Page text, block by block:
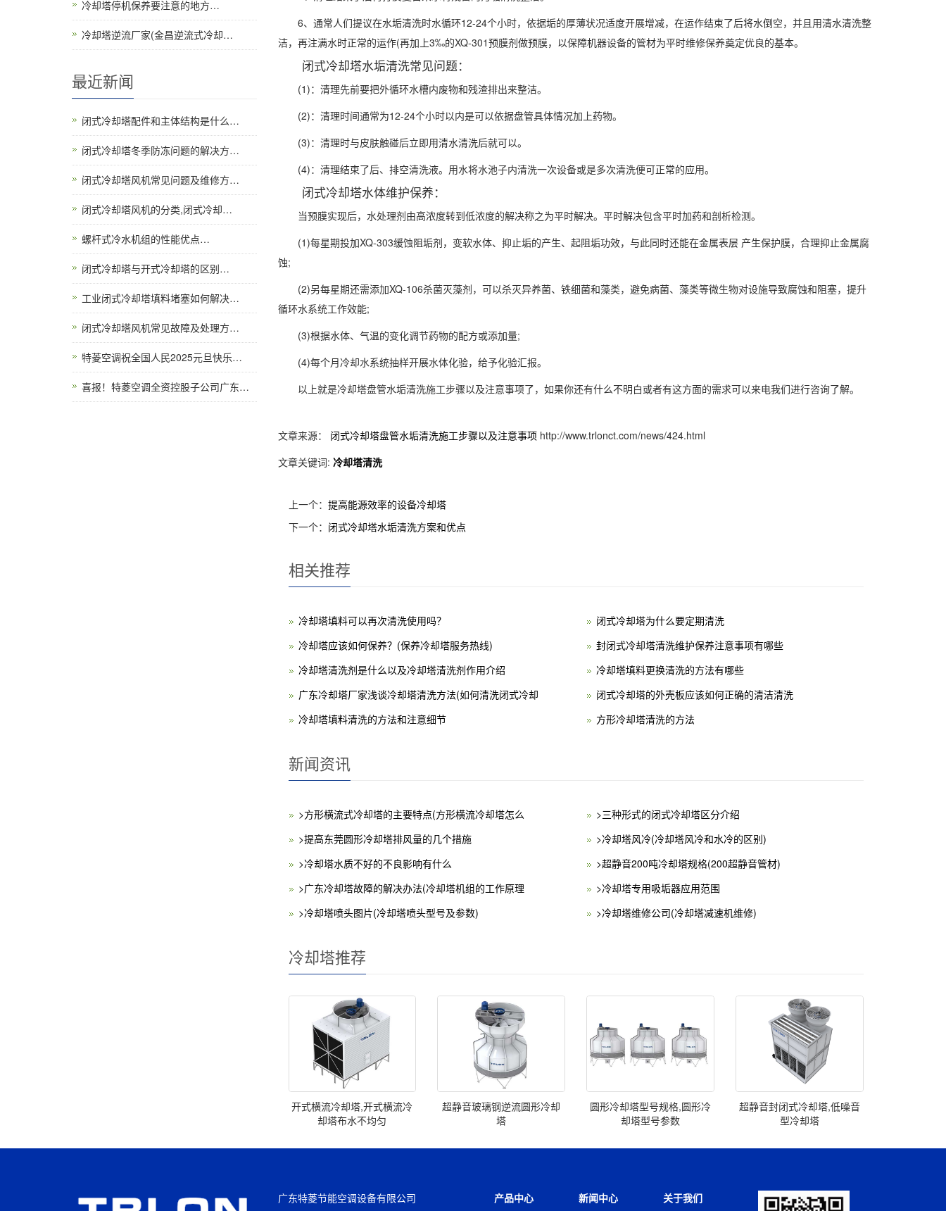
6、通常人们提议在水垢清洗时水循环12-24个小时，依据垢的厚薄状况适度开展增减，在运作结束了后将水倒空，并且用清水清洗整
洁，再注满水时正常的运作(再加上3‰的XQ-301预膜剂做预膜，以保障机器设备的管材为平时维修保养奠定优良的基本。
闭式冷却塔水垢清洗常见问题：
(1)：清理先前要把外循环水槽内废物和残渣排出来整洁。
(2)：清理时间通常为12-24个小时以内是可以依据盘管具体情况加上药物。
(3)：清理时与皮肤触碰后立即用清水清洗后就可以。
(4)：清理结束了后、排空清洗液。用水将水池子内清洗一次设备或是多次清洗便可正常的应用。
闭式冷却塔水体维护保养：
当预膜实现后，水处理剂由高浓度转到低浓度的解决称之为平时解决。平时解决包含平时加药和剖析检测。
(1)每星期投加XQ-303缓蚀阻垢剂，变软水体、抑止垢的产生、起阻垢功效，与此同时还能在金属表层 产生保护膜，合理抑止金属腐
蚀;
(2)另每星期还需添加XQ-106杀菌灭藻剂，可以杀灭异养菌、铁细菌和藻类，避免病菌、藻类等微生物对设施导致腐蚀和阻塞，提升
循环水系统工作效能;
(3)根据水体、气温的变化调节药物的配方或添加量;
(4)每个月冷却水系统抽样开展水体化验，给予化验汇报。
以上就是冷却塔盘管水垢清洗施工步骤以及注意事项了，如果你还有什么不明白或者有这方面的需求可以来电我们进行咨询了解。
文章来源： 闭式冷却塔盘管水垢清洗施工步骤以及注意事项 http://www.trlonct.com/news/424.html
文章关键词: 冷却塔清洗
上一个： 提高能源效率的设备冷却塔
下一个： 闭式冷却塔水垢清洗方案和优点
相关推荐
冷却塔填料可以再次清洗使用吗？
闭式冷却塔为什么要定期清洗
冷却塔应该如何保养？(保养冷却塔服务热线)
封闭式冷却塔清洗维护保养注意事项有哪些
冷却塔清洗剂是什么以及冷却塔清洗剂作用介绍
冷却塔填料更换清洗的方法有哪些
广东冷却塔厂家浅谈冷却塔清洗方法(如何清洗闭式冷却
闭式冷却塔的外壳板应该如何正确的清洁清洗
冷却塔填料清洗的方法和注意细节
方形冷却塔清洗的方法
新闻资讯
>方形横流式冷却塔的主要特点(方形横流冷却塔怎么
>三种形式的闭式冷却塔区分介绍
>提高东莞圆形冷却塔排风量的几个措施
>冷却塔风冷(冷却塔风冷和水冷的区别)
>冷却塔水质不好的不良影响有什么
>超静音200吨冷却塔规格(200超静音管材)
>广东冷却塔故障的解决办法(冷却塔机组的工作原理
>冷却塔专用吸垢器应用范围
>冷却塔喷头图片(冷却塔喷头型号及参数)
>冷却塔维修公司(冷却塔减速机维修)
冷却塔推荐
开式横流冷却塔,开式横流冷
却塔布水不均匀
超静音玻璃钢逆流圆形冷却
塔
圆形冷却塔型号规格,圆形冷
却塔型号参数
超静音封闭式冷却塔,低噪音
型冷却塔
冷却塔停机保养要注意的地方…
冷却塔逆流厂家(金昌逆流式冷却…
最近新闻
闭式冷却塔配件和主体结构是什么…
闭式冷却塔冬季防冻问题的解决方…
闭式冷却塔风机常见问题及维修方…
闭式冷却塔风机的分类,闭式冷却…
螺杆式冷水机组的性能优点…
闭式冷却塔与开式冷却塔的区别…
工业闭式冷却塔填料堵塞如何解决…
闭式冷却塔风机常见故障及处理方…
特菱空调祝全国人民2025元旦快乐…
喜报！特菱空调全资控股子公司广东…
广东特菱节能空调设备有限公司 产品中心 新闻中心 关于我们